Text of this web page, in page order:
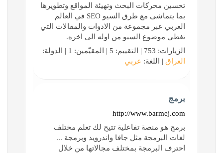
تحسين محركات البحث وتهيئة المواقع وتطويرها
بما يتماشى مع طرق السيو SEO في العالم
العربي عبر مجموعة من الادوات والمقالات التي
تغطي موضوع السيو من اوله الى اخره.
الزيارات: 753 | التقييم: 5 | المقيّمين: 1 | الدولة:
العراق | اللغة: عربي
برمج
http://www.barmej.com
برمج هو منصة تفاعلية تتيح لك تعلم مختلف
لغات البرمجة مثل جافا واندرويد وبرمجة ...
احترف البرمجة بمختلف مجالاتها من خلال